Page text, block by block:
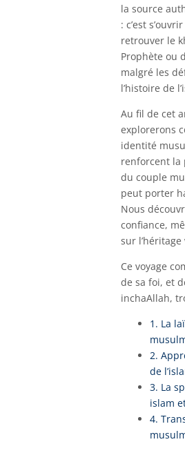
la source
: c’est
retrouver le
Prophète ou
malgré les
l’histoire de
Au fil de cet
explorerons
identité
renforcent la
du couple
peut porter
Nous
confiance,
sur
Ce voyage
de sa foi, et
inchaAllah,
1. La
2.
de
3. La
islam
4.